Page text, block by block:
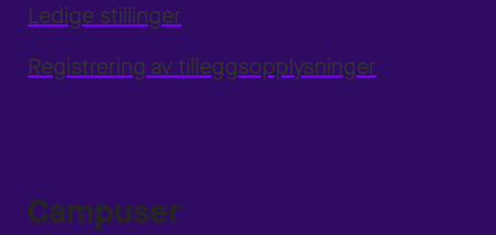
Ledige stillinger
Registrering av tilleggsopplysninger
Campuser